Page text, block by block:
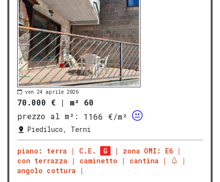
ven 24 aprile 2026
70.000 € | m² 60
prezzo al m²:
1166 €/m²
Piediluco, Terni
piano: terra C.E. G
zona OMI: E6
con terrazza
caminetto
cantina
angolo cottura